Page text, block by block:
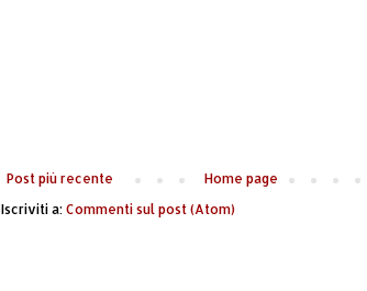
Post più recente
Home page
Iscriviti a: Commenti sul post (Atom)